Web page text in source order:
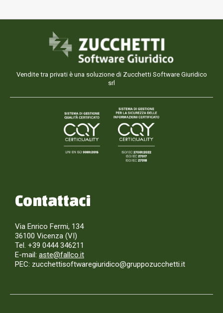
Vendite tra privati è una soluzione di Zucchetti Software Giuridico
srl
Contattaci
Via Enrico Fermi, 134
36100 Vicenza (VI)
Tel. +39 0444 346211
E-mail: aste@fallco.it
PEC: zucchettisoftwaregiuridico@gruppozucchetti.it